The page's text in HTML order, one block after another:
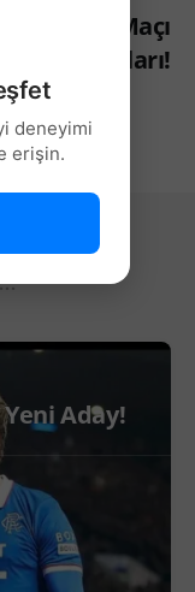
Maçı
Açıklamaları!
Aday!
deneyimi
erişin.